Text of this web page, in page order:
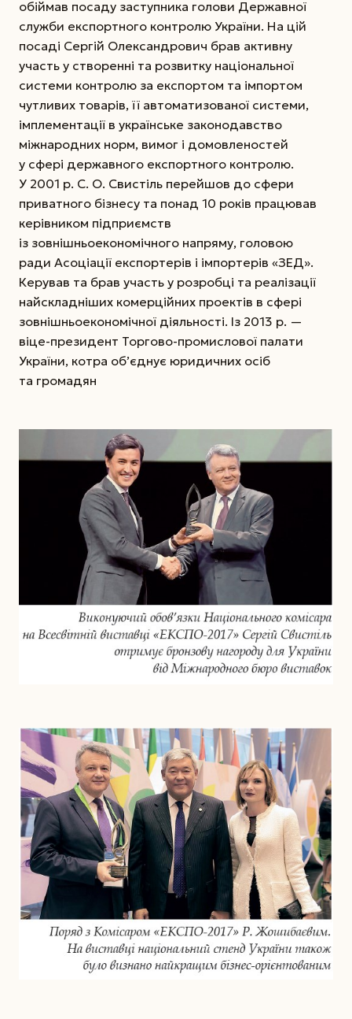
обіймав посаду заступника голови Державної
служби експортного контролю України. На цій
посаді Сергій Олександрович брав активну
участь у створенні та розвитку національної
системи контролю за експортом та імпортом
чутливих товарів, її автоматизованої системи,
імплементації в українське законодавство
міжнародних норм, вимог і домовленостей
у сфері державного експортного контролю.
У 2001 р. С. О. Свистіль перейшов до сфери
приватного бізнесу та понад 10 років працював
керівником підприємств
із зовнішньоекономічного напряму, головою
ради Асоціації експортерів і імпортерів «ЗЕД».
Керував та брав участь у розробці та реалізації
найскладніших комерційних проектів в сфері
зовнішньоекономічної діяльності. Із 2013 р. —
віце-президент Торгово-промислової палати
України, котра об’єднує юридичних осіб
та громадян